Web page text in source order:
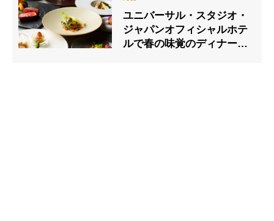
ユニバーサル・スタジオ・
ジャパンオフィシャルホテ
ルで春の味覚のディナーコ